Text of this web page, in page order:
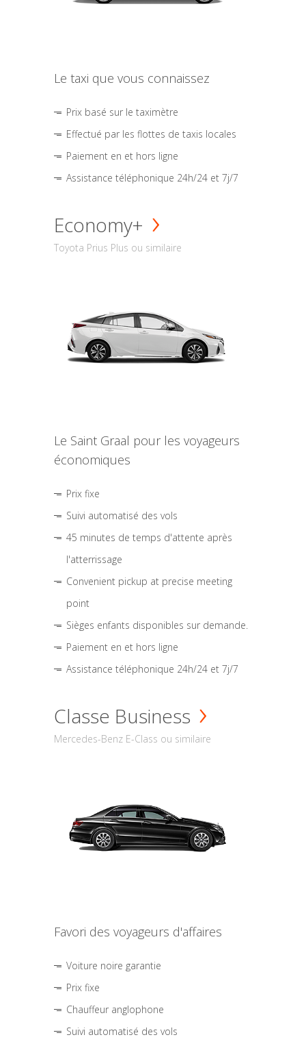
Le taxi que vous connaissez
Prix basé sur le taximètre
Effectué par les flottes de taxis locales
Paiement en et hors ligne
Assistance téléphonique 24h/24 et 7j/7
Economy+
Toyota Prius Plus ou similaire
Le Saint Graal pour les voyageurs
économiques
Prix fixe
Suivi automatisé des vols
45 minutes de temps d'attente après
l'atterrissage
Convenient pickup at precise meeting
point
Sièges enfants disponibles sur demande.
Paiement en et hors ligne
Assistance téléphonique 24h/24 et 7j/7
Classe Business
Mercedes-Benz E-Class ou similaire
Favori des voyageurs d'affaires
Voiture noire garantie
Prix fixe
Chauffeur anglophone
Suivi automatisé des vols